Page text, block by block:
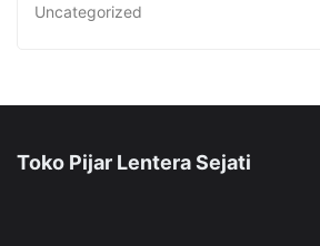
Uncategorized
Toko Pijar Lentera Sejati